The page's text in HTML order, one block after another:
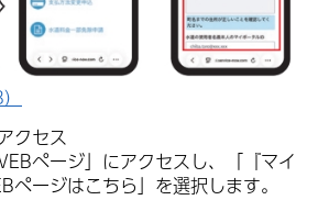
クセス
ページ」にアクセスし、「『マイ
ページはこちら」を選択します。